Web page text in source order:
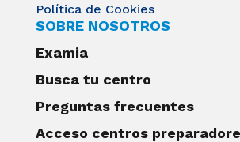
Política de Cookies
SOBRE NOSOTROS
Examia
Busca tu centro
Preguntas frecuentes
Acceso centros